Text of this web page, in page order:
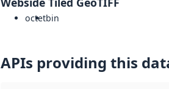
octetbin
APIs providing this